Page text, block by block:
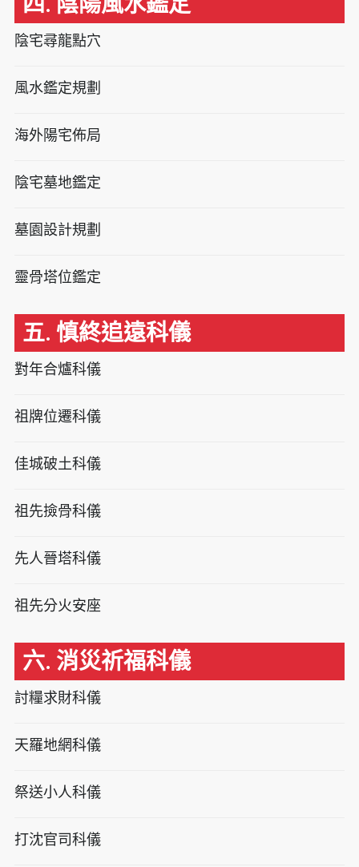
陰宅尋龍點穴
風水鑑定規劃
海外陽宅佈局
陰宅墓地鑑定
墓園設計規劃
靈骨塔位鑑定
五. 慎終追遠科儀
對年合爐科儀
祖牌位遷科儀
佳城破土科儀
祖先撿骨科儀
先人晉塔科儀
祖先分火安座
六. 消災祈福科儀
討糧求財科儀
天羅地網科儀
祭送小人科儀
打沈官司科儀